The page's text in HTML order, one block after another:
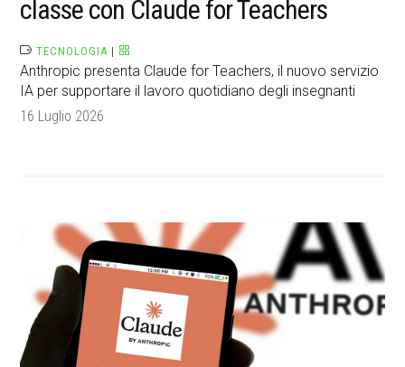
classe con Claude for Teachers
TECNOLOGIA |
Anthropic presenta Claude for Teachers, il nuovo servizio
IA per supportare il lavoro quotidiano degli insegnanti
16 Luglio 2026